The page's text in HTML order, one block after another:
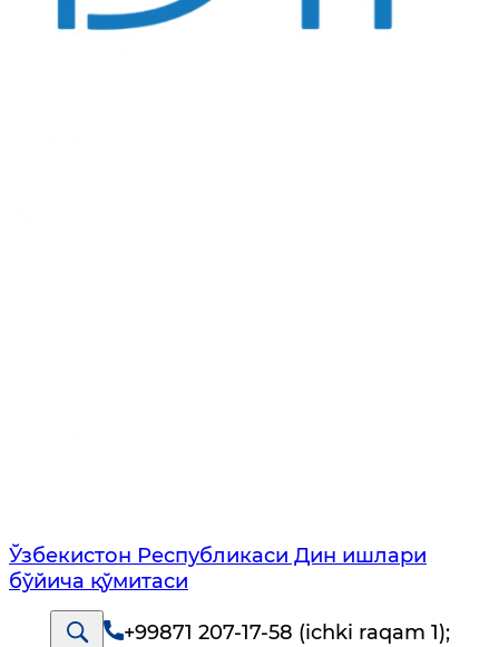
Ўзбекистон Республикаси Дин ишлари
бўйича қўмитаси
+99871 207-17-58 (ichki raqam 1);